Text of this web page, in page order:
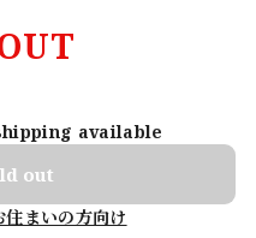
available
out
住まいの方向け